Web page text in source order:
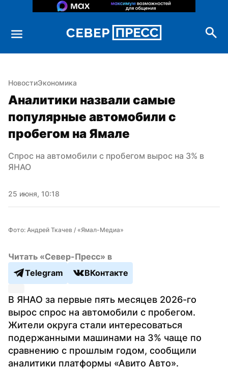
НовостиЭкономика
Аналитики назвали самые
популярные автомобили с
пробегом на Ямале
Спрос на автомобили с пробегом вырос на 3% в
ЯНАО
25 июня, 10:18
Фото: Андрей Ткачев / «Ямал-Медиа»
Читать «Север-Пресс» в
Telegram
ВКонтакте
В ЯНАО за первые пять месяцев 2026-го
вырос спрос на автомобили с пробегом.
Жители округа стали интересоваться
подержанными машинами на 3% чаще по
сравнению с прошлым годом, сообщили
аналитики платформы «Авито Авто».